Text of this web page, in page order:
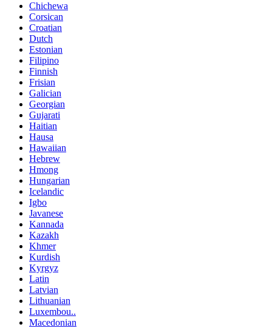
Chichewa
Corsican
Croatian
Dutch
Estonian
Filipino
Finnish
Frisian
Galician
Georgian
Gujarati
Haitian
Hausa
Hawaiian
Hebrew
Hmong
Hungarian
Icelandic
Igbo
Javanese
Kannada
Kazakh
Khmer
Kurdish
Kyrgyz
Latin
Latvian
Lithuanian
Luxembou..
Macedonian